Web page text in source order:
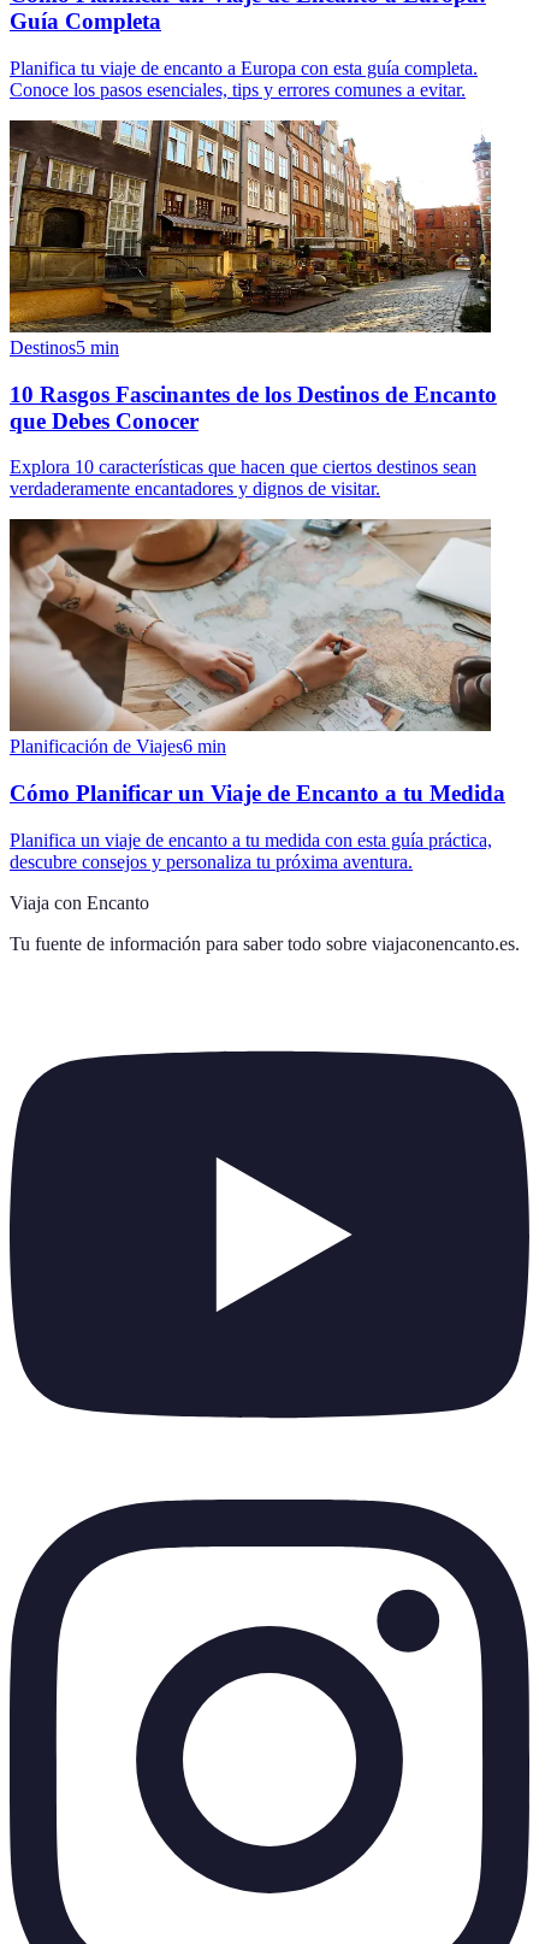
Guía Completa
Planifica tu viaje de encanto a Europa con esta guía completa.
Conoce los pasos esenciales, tips y errores comunes a evitar.
Destinos5 min
10 Rasgos Fascinantes de los Destinos de Encanto
que Debes Conocer
Explora 10 características que hacen que ciertos destinos sean
verdaderamente encantadores y dignos de visitar.
Planificación de Viajes6 min
Cómo Planificar un Viaje de Encanto a tu Medida
Planifica un viaje de encanto a tu medida con esta guía práctica,
descubre consejos y personaliza tu próxima aventura.
Viaja con Encanto
Tu fuente de información para saber todo sobre viajaconencanto.es.